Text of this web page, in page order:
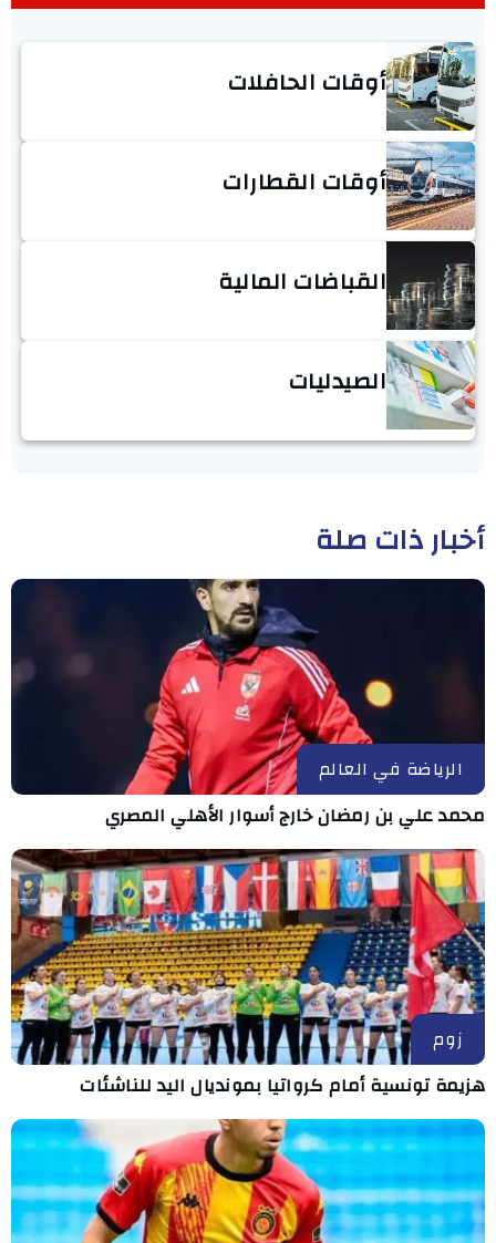
أوقات الحافلات
أوقات القطارات
القباضات المالية
الصيدليات
أخبار ذات صلة
الرياضة في العالم
محمد علي بن رمضان خارج أسوار الأهلي المصري
زوم
هزيمة تونسية أمام كرواتيا بمونديال اليد للناشئات